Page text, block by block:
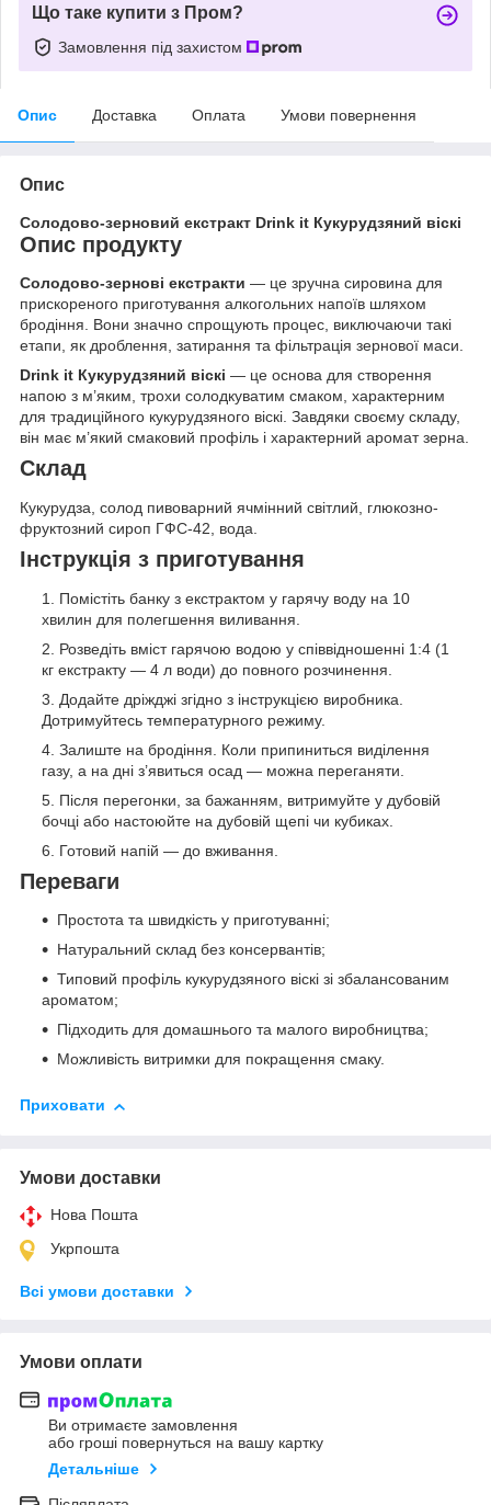
Що таке купити з Пром?
Замовлення під захистом
Опис Доставка Оплата Умови повернення
Опис
Солодово-зерновий екстракт Drink it Кукурудзяний віскі
Опис продукту
Солодово-зернові екстракти — це зручна сировина для
прискореного приготування алкогольних напоїв шляхом
бродіння. Вони значно спрощують процес, виключаючи такі
етапи, як дроблення, затирання та фільтрація зернової маси.
Drink it Кукурудзяний віскі — це основа для створення
напою з м’яким, трохи солодкуватим смаком, характерним
для традиційного кукурудзяного віскі. Завдяки своєму складу,
він має м’який смаковий профіль і характерний аромат зерна.
Склад
Кукурудза, солод пивоварний ячмінний світлий, глюкозно-
фруктозний сироп ГФС-42, вода.
Інструкція з приготування
Помістіть банку з екстрактом у гарячу воду на 10
хвилин для полегшення виливання.
Розведіть вміст гарячою водою у співвідношенні 1:4 (1
кг екстракту — 4 л води) до повного розчинення.
Додайте дріжджі згідно з інструкцією виробника.
Дотримуйтесь температурного режиму.
Залиште на бродіння. Коли припиниться виділення
газу, а на дні з’явиться осад — можна переганяти.
Після перегонки, за бажанням, витримуйте у дубовій
бочці або настоюйте на дубовій щепі чи кубиках.
Готовий напій — до вживання.
Переваги
Простота та швидкість у приготуванні;
Натуральний склад без консервантів;
Типовий профіль кукурудзяного віскі зі збалансованим
ароматом;
Підходить для домашнього та малого виробництва;
Можливість витримки для покращення смаку.
Приховати
Умови доставки
Нова Пошта
Укрпошта
Всі умови доставки
Умови оплати
Ви отримаєте замовлення
або гроші повернуться на вашу картку
Детальніше